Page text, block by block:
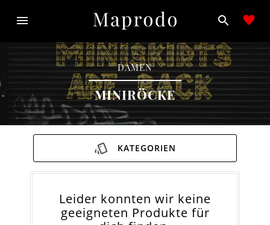
DAMEN
MINIRÖCKE
KATEGORIEN
Leider konnten wir keine
geeigneten Produkte für